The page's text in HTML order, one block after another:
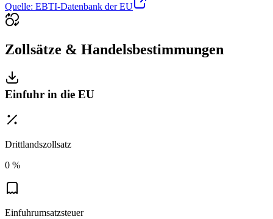
Quelle: EBTI-Datenbank der EU
Zollsätze & Handelsbestimmungen
Einfuhr in die EU
Drittlandszollsatz
0 %
Einfuhrumsatzsteuer